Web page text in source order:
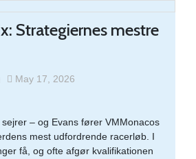
Strategiernes mestre
May 17, 2026
– og Evans fører VMMonacos
mest udfordrende racerløb. I
få, og ofte afgør kvalifikationen